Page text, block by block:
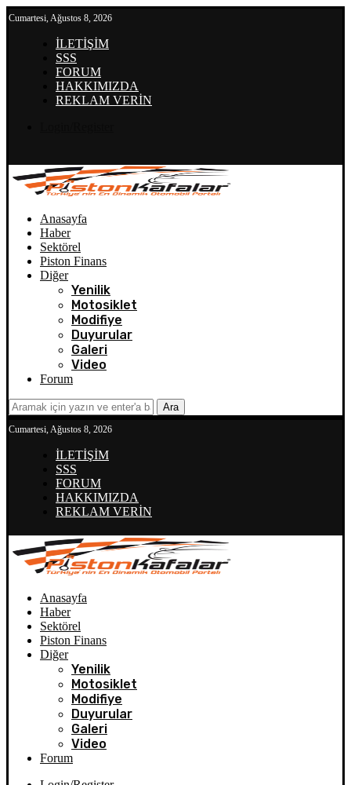
Cumartesi, Ağustos 8, 2026
İLETİŞİM
SSS
FORUM
HAKKIMIZDA
REKLAM VERİN
Anasayfa
Haber
Sektörel
Piston Finans
Diğer
Yenilik
Motosiklet
Modifiye
Duyurular
Galeri
Video
Forum
Ara
Cumartesi, Ağustos 8, 2026
İLETİŞİM
SSS
FORUM
HAKKIMIZDA
REKLAM VERİN
Anasayfa
Haber
Sektörel
Piston Finans
Diğer
Yenilik
Motosiklet
Modifiye
Duyurular
Galeri
Video
Forum